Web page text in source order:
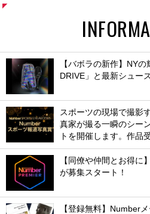
【バボラの新作】NY
DRIVE」と最新シュー
スポーツの現場で撮影
真家が撮る一瞬のシー
トを開催します。作品
【同僚や仲間とお得に
が募集スタート！
【登録無料】Number